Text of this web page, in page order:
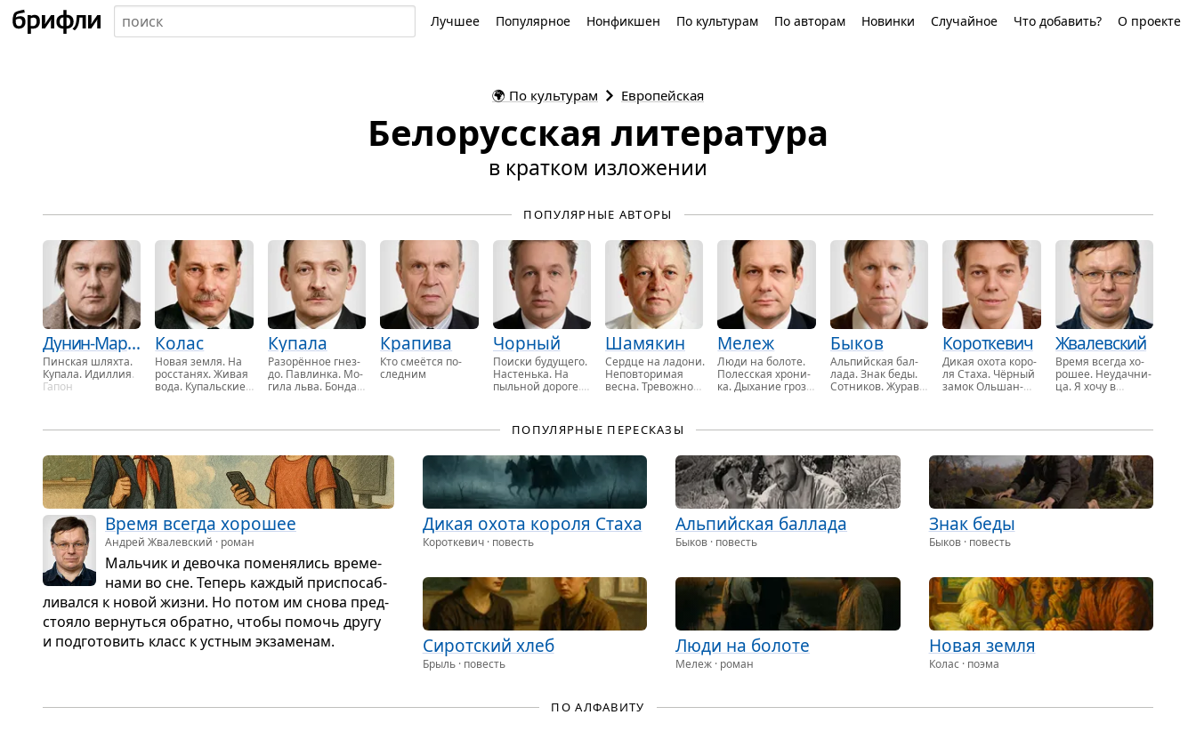
Лучшее Популярное Нонфикшен По культурам По авторам Новинки Случайное Что добавить? О проекте
🌍 По культурам Европейская
Белорусская литература
в кратком изложении
ПОПУЛЯРНЫЕ АВТОРЫ
Дунин-Марцинкевич
Пин­ская шлях­та.
Ку­па­ла. Идил­лия.
Гапон
Колас
Новая земля. На
рос­ста­нях. Живая
вода. Ку­паль­ские
Купала
Разорён­ное гнез­
до. Пав­лин­ка. Мо­
ги­ла льва. Бон­да­
Крапива
Кто смеёт­ся по­
след­ним
Чорный
По­ис­ки бу­ду­ще­го.
На­стень­ка. На
пыль­ной до­ро­ге.
Шамякин
Серд­це на ла­до­ни.
Не­по­вто­ри­мая
весна. Тре­вож­ное
Мележ
Люди на бо­ло­те.
По­лес­ская хро­ни­
ка. Ды­ха­ние грозы.
Быков
Аль­пийская бал­
ла­да. Знак беды.
Сот­ни­ков. Жу­рав­
Короткевич
Дикая охота ко­ро­
ля Стаха. Чёр­ный
замок Оль­шан­
Жвалевский
Время все­гда хо­
ро­шее. Не­удач­ни­
ца. Я хочу в
ПОПУЛЯРНЫЕ ПЕРЕСКАЗЫ
Время все­гда хоро­шее
Андрей Жвалевский · роман
Маль­чик и девочка поме­ня­лись вре­ме­
нами во сне. Теперь каж­дый при­спо­саб­
ли­вался к новой жизни. Но потом им снова пред­
сто­яло вер­нуться обратно, чтобы помочь другу
и под­го­то­вить класс к уст­ным экза­ме­нам.
Дикая охота короля Стаха
Короткевич · повесть
Аль­пийская бал­лада
Быков · повесть
Знак беды
Быков · повесть
Сирот­ский хлеб
Брыль · повесть
Люди на болоте
Мележ · роман
Новая земля
Колас · поэма
ПО АЛФАВИТУ